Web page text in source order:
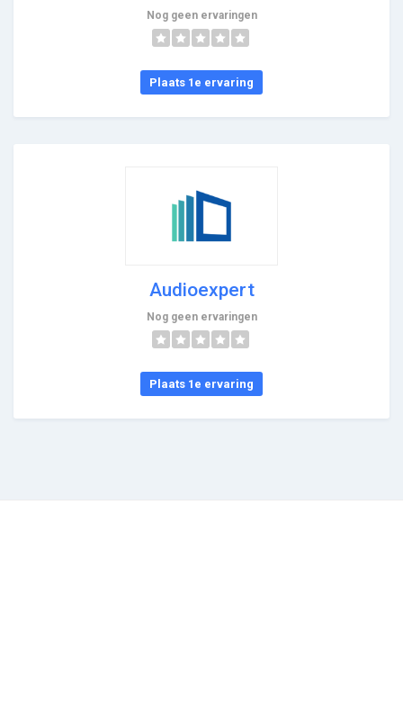
Nog geen ervaringen
Plaats 1e ervaring
Audioexpert
Nog geen ervaringen
Plaats 1e ervaring